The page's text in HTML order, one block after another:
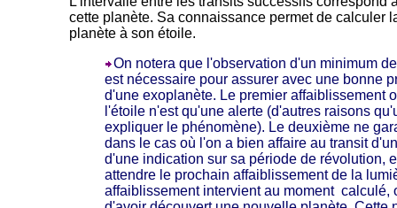
cette planète. Sa connaissance permet de calculer
planète à son étoile.
On notera que l'observation d'un minimum
est nécessaire pour assurer avec une bonne
d'une exoplanète. Le premier affaiblissement
l'étoile n'est qu'une alerte (d'autres raisons
expliquer le phénomène). Le deuxième ne
dans le cas où l'on a bien affaire au transit
d'une indication sur sa période de révolution,
attendre le prochain affaiblissement de la
affaiblissement intervient au moment calculé,